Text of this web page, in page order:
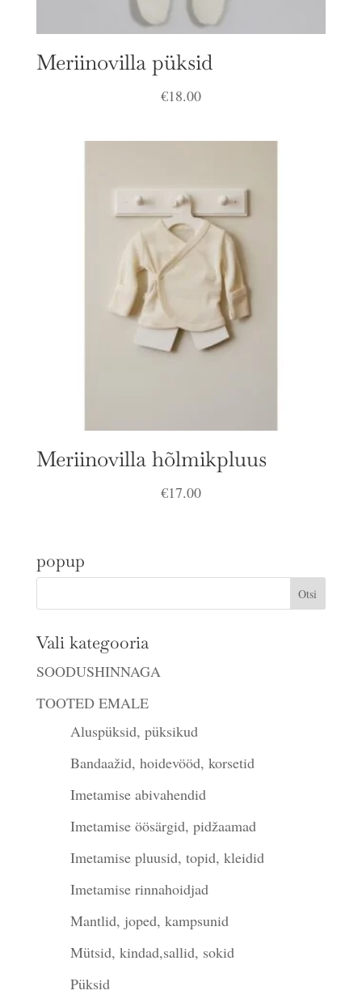
Meriinovilla püksid
€18.00
Meriinovilla hõlmikpluus
€17.00
popup
Vali kategooria
SOODUSHINNAGA
TOOTED EMALE
Aluspüksid, püksikud
Bandaažid, hoidevööd, korsetid
Imetamise abivahendid
Imetamise öösärgid, pidžaamad
Imetamise pluusid, topid, kleidid
Imetamise rinnahoidjad
Mantlid, joped, kampsunid
Mütsid, kindad,sallid, sokid
Püksid